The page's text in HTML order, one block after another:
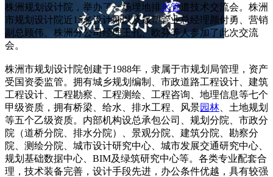
株洲规划设计院，举办了一场埋地排水管道技术交流会。株洲
市规划设计院近15名设计师以及晟塑管业总经理颜付勇、营销
副总顾伟、株洲分公司经理王孔、欧芬等人参加了此次交流
会。
株洲市规划设计院创建于1988年，隶属于市规划局管理，资产
受国资委监管。拥有城乡规划编制、市政道路工程设计、建筑
工程设计、工程勘察、工程测绘、工程咨询、地理信息等七个
甲级资质，拥有桥梁、给水、排水工程、风景园林 、土地规划
等五个乙级资质。内部机构设总承包公司、规划分院、市政分
院（道桥分院、排水分院）、景观分院、建筑分院、勘察分
院、测绘分院、城市设计研究中心、城市发展交通研究中心、
规划基础数据中心、BIM及绿筑研究中心等。各类专业配套合
理，技术装备完善，设计手段先进，办公条件优越，具有较强